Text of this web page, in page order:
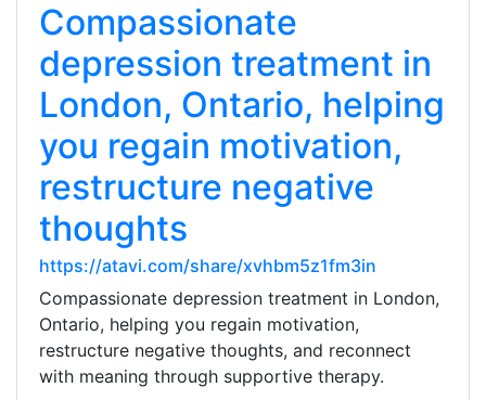
Compassionate
depression treatment in
London, Ontario, helping
you regain motivation,
restructure negative
thoughts
https://atavi.com/share/xvhbm5z1fm3in
Compassionate depression treatment in London,
Ontario, helping you regain motivation,
restructure negative thoughts, and reconnect
with meaning through supportive therapy.